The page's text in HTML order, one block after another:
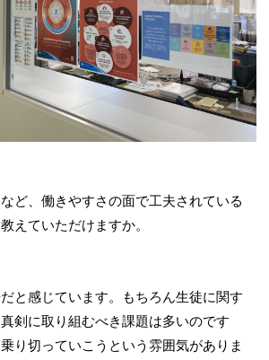
ど、働きやすさの面で工夫されている
えていただけますか。
と感じています。もちろん生徒に関す
剣に取り組むべき課題は多いのです
り切っていこうという雰囲気がありま